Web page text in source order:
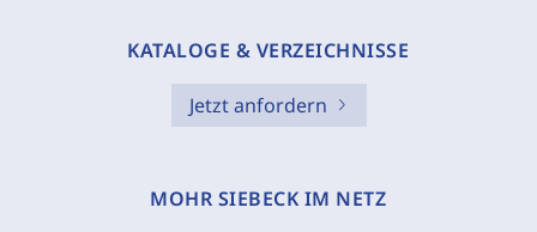
KATALOGE & VERZEICHNISSE
Jetzt anfordern
MOHR SIEBECK IM NETZ